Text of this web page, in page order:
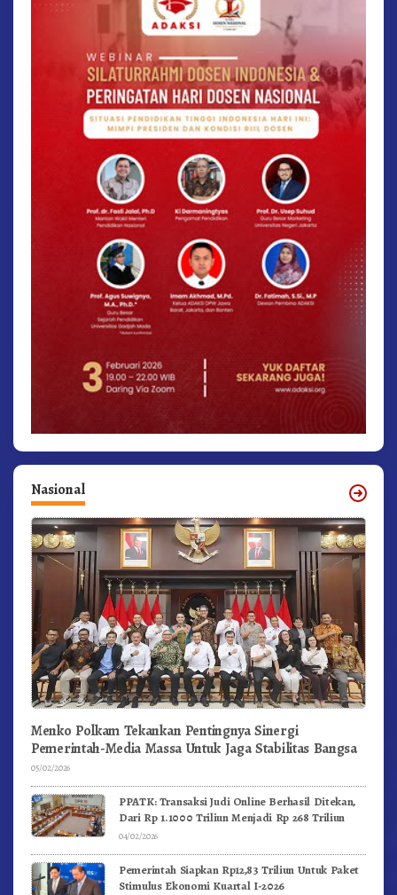
Nasional
Menko Polkam Tekankan Pentingnya Sinergi
Pemerintah-Media Massa Untuk Jaga Stabilitas Bangsa
05/02/2026
PPATK: Transaksi Judi Online Berhasil Ditekan,
Dari Rp 1.1000 Triliun Menjadi Rp 268 Triliun
04/02/2026
Pemerintah Siapkan Rp12,83 Triliun Untuk Paket
Stimulus Ekonomi Kuartal I-2026